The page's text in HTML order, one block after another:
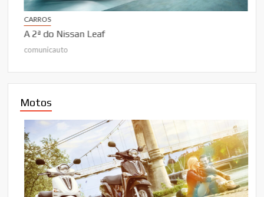
CARROS
A 2ª do Nissan Leaf
comunicauto
Motos